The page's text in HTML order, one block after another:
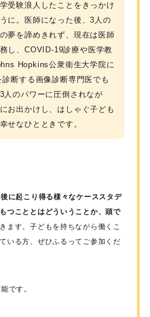
受験浪人したことをきっかけ
に。医師になった後、3人の
夢を諦めきれず、現在は医師
し、COVID-19診療や医学教
Hopkins公衆衛生大学院に
断する画像診断専門医でも
人のパワーに圧倒されなが
お出かけし、はしゃぐ子ども
せなひとときです。
に起こり得る様々なケーススタデ
つこととはどういうことか、頭で
ます。子どもを持ちながら働くこ
いる方、ぜひふるってご参加くだ
です。